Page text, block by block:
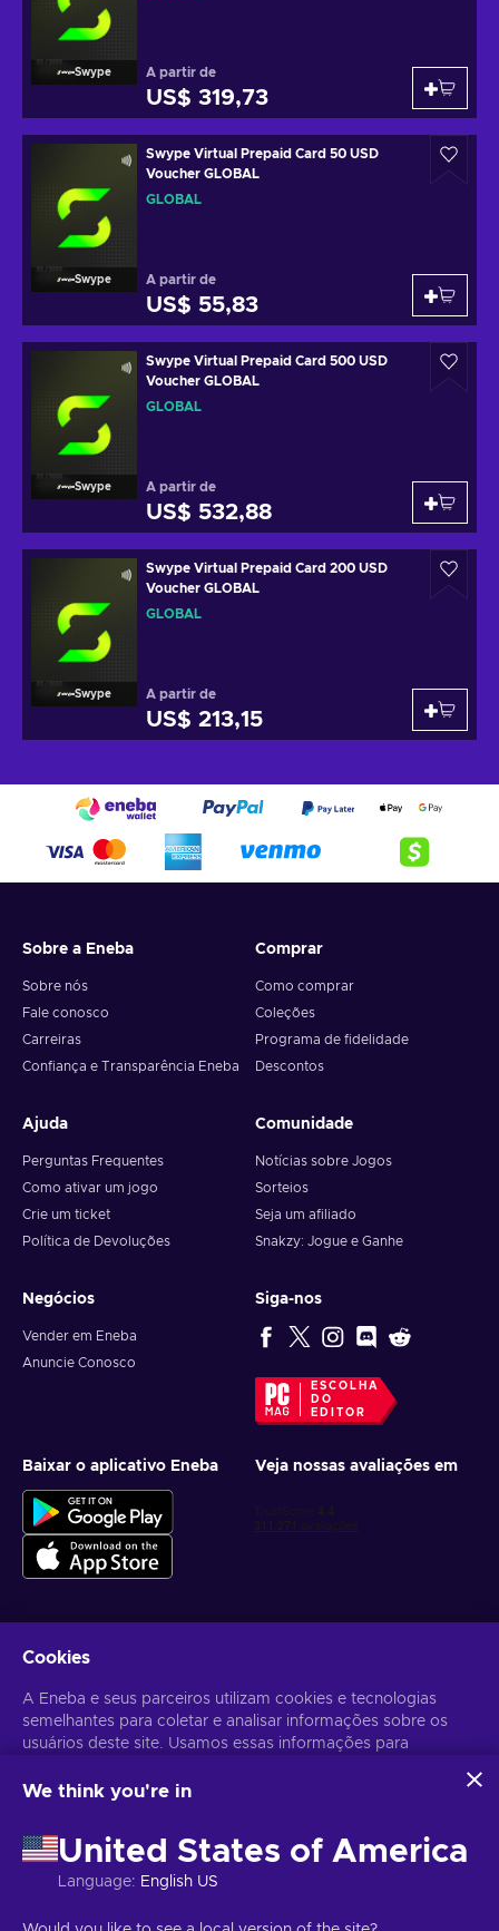
Swype A partir de
US$ 319,73
Swype
Swype Virtual Prepaid Card 50 USD
Voucher GLOBAL
GLOBAL
A partir de
US$ 55,83
Swype
Swype Virtual Prepaid Card 500 USD
Voucher GLOBAL
GLOBAL
A partir de
US$ 532,88
Swype
Swype Virtual Prepaid Card 200 USD
Voucher GLOBAL
GLOBAL
A partir de
US$ 213,15
Sobre a Eneba
Sobre nós
Fale conosco
Carreiras
Confiança e Transparência Eneba
Comprar
Como comprar
Coleções
Programa de fidelidade
Descontos
Ajuda
Perguntas Frequentes
Como ativar um jogo
Crie um ticket
Política de Devoluções
Comunidade
Notícias sobre Jogos
Sorteios
Seja um afiliado
Snakzy: Jogue e Ganhe
Negócios
Vender em Eneba
Anuncie Conosco
Siga-nos
ESCOLHA
DO
EDITOR
Baixar o aplicativo Eneba Veja nossas avaliações em
Receba ofertas personalizadas de jogos
Inscrever-se
Você pode cancelar sua inscrição a qualquer momento. Acesse
Copyright © 2026 Eneba. Todos os direitos reservados.
Cookies
A Eneba e seus parceiros utilizam cookies e tecnologias
semelhantes para coletar e analisar informações sobre os
usuários deste site. Usamos essas informações para
Seus dados pessoais também podem ser usados para a
Ao clicar em "Aceitar todos", você concorda com o uso
dessas tecnologias pela Eneba e seus parceiros. Você pode
ajustar seu consentimento clicando em "Personalizar".
dados, consulteSegurança e Privacidade do Google
We think you're in
United States of America
Language: English US